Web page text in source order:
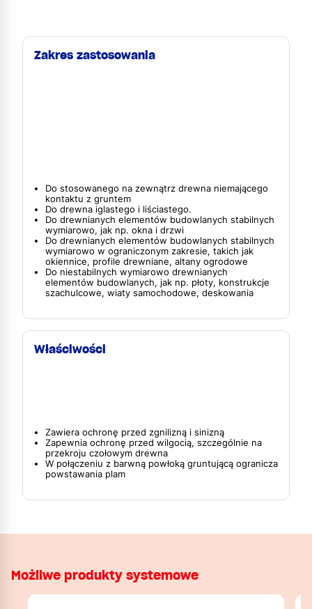
Zakres zastosowania
Do stosowanego na zewnątrz drewna niemającego
kontaktu z gruntem
Do drewna iglastego i liściastego.
Do drewnianych elementów budowlanych stabilnych
wymiarowo, jak np. okna i drzwi
Do drewnianych elementów budowlanych stabilnych
wymiarowo w ograniczonym zakresie, takich jak
okiennice, profile drewniane, altany ogrodowe
Do niestabilnych wymiarowo drewnianych
elementów budowlanych, jak np. płoty, konstrukcje
szachulcowe, wiaty samochodowe, deskowania
Właściwości
Zawiera ochronę przed zgnilizną i sinizną
Zapewnia ochronę przed wilgocią, szczególnie na
przekroju czołowym drewna
W połączeniu z barwną powłoką gruntującą ogranicza
powstawania plam
Możliwe produkty systemowe